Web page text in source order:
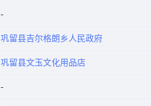
巩留县吉尔格朗乡人民政府
巩留县文玉文化用品店